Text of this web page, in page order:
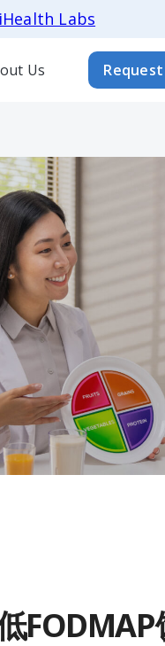
iHealth Labs
Us